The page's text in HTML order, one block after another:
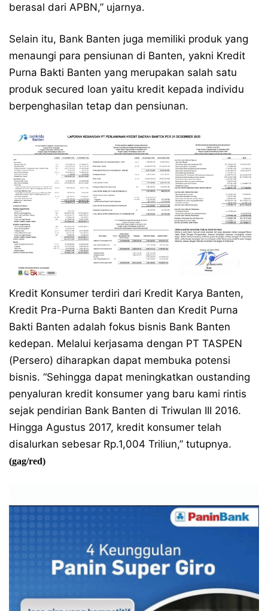
berasal dari APBN,” ujarnya.
Selain itu, Bank Banten juga memiliki produk yang
menaungi para pensiunan di Banten, yakni Kredit
Purna Bakti Banten yang merupakan salah satu
produk secured loan yaitu kredit kepada individu
berpenghasilan tetap dan pensiunan.
Kredit Konsumer terdiri dari Kredit Karya Banten,
Kredit Pra-Purna Bakti Banten dan Kredit Purna
Bakti Banten adalah fokus bisnis Bank Banten
kedepan. Melalui kerjasama dengan PT TASPEN
(Persero) diharapkan dapat membuka potensi
bisnis. “Sehingga dapat meningkatkan oustanding
penyaluran kredit konsumer yang baru kami rintis
sejak pendirian Bank Banten di Triwulan III 2016.
Hingga Agustus 2017, kredit konsumer telah
disalurkan sebesar Rp.1,004 Triliun,” tutupnya.
(gag/red)